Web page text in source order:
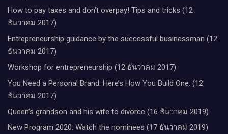
How to pay taxes and don’t overpay! Tips and tricks (12
ธันวาคม 2017)
Entrepreneurship guidance by the successful businessman (12
ธันวาคม 2017)
Workshop for entrepreneurship (12 ธันวาคม 2017)
You Need a Personal Brand. Here’s How You Build One. (12
ธันวาคม 2017)
Queen’s grandson and his wife to divorce (16 ธันวาคม 2019)
New Program 2020: Watch the nominees (17 ธันวาคม 2019)